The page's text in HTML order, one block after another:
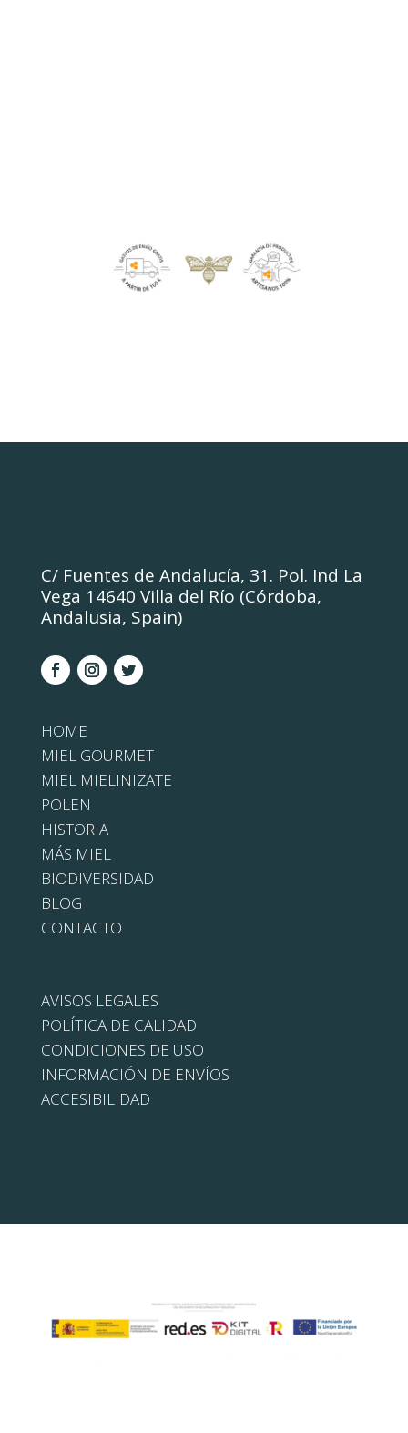
C/ Fuentes de Andalucía, 31. Pol. Ind La
Vega 14640 Villa del Río (Córdoba,
Andalusia, Spain)
HOME
MIEL GOURMET
MIEL MIELINIZATE
POLEN
HISTORIA
MÁS MIEL
BIODIVERSIDAD
BLOG
CONTACTO
AVISOS LEGALES
POLÍTICA DE CALIDAD
CONDICIONES DE USO
INFORMACIÓN DE ENVÍOS
ACCESIBILIDAD